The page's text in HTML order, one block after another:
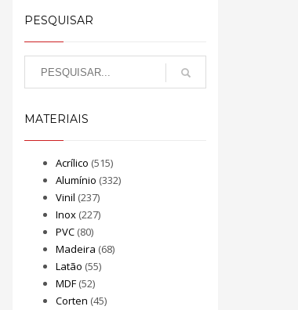
PESQUISAR
MATERIAIS
Acrílico (515)
Alumínio (332)
Vinil (237)
Inox(227)
PVC(80)
Madeira (68)
Latão (55)
MDF(52)
Corten (45)